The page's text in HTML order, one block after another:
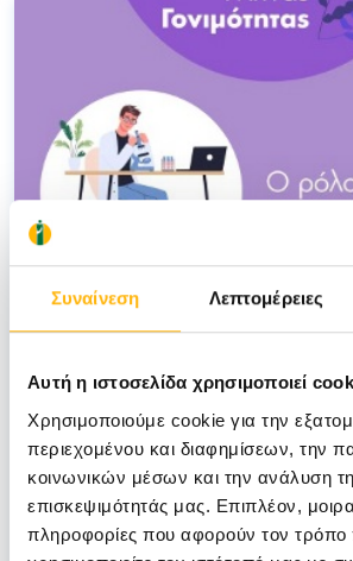
Συναίνεση Λεπτομέρειες
Αυτή η ιστοσελίδα χρησιμοποιεί
Χρησιμοποιούμε cookie για την
περιεχομένου και διαφημίσεων, την
κοινωνικών μέσων και την ανάλυση
επισκεψιμότητάς μας. Επιπλέον,
πληροφορίες που αφορούν τον τρόπο
ΓΡΥΠΑΡΗΣ ΙΩΑΝΝΗΣ
Ο ρόλος της ΑΜΗ στην
αναπαραγωγή